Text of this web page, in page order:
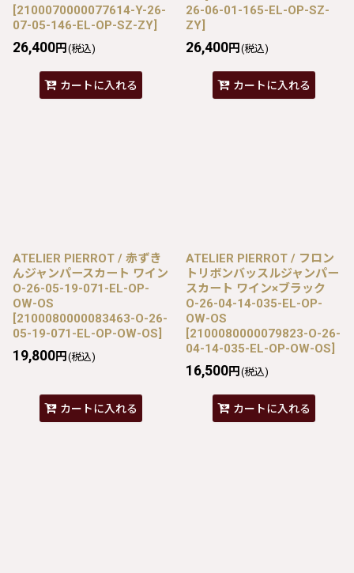
[2100070000077614-Y-26-
07-05-146-EL-OP-SZ-ZY]
26,400円 (税込)
カートに入れる
26-06-01-165-EL-OP-SZ-
ZY]
26,400円 (税込)
カートに入れる
ATELIER PIERROT / 赤ずき
んジャンパースカート ワイン
O-26-05-19-071-EL-OP-
OW-OS
[2100080000083463-O-26-
05-19-071-EL-OP-OW-OS]
19,800円 (税込)
カートに入れる
ATELIER PIERROT / フロン
トリボンバッスルジャンパー
スカート ワイン×ブラック
O-26-04-14-035-EL-OP-
OW-OS
[2100080000079823-O-26-
04-14-035-EL-OP-OW-OS]
16,500円 (税込)
カートに入れる